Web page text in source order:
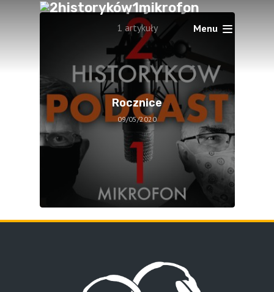
Menu
Europejskiej
1 artykuły
Rocznice
09/05/2020